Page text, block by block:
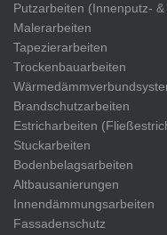
Putzarbeiten (Innenputz-
Malerarbeiten
Tapezierarbeiten
Trockenbauarbeiten
Brandschutzarbeiten
Estricharbeiten
Stuckarbeiten
Bodenbelagsarbeiten
Altbausanierungen
Innendämmungsarbeiten
Fassadenschutz